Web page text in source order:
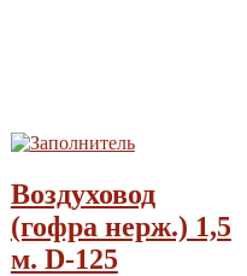
Воздуховод
(гофра нерж.) 1,5
м. D-125